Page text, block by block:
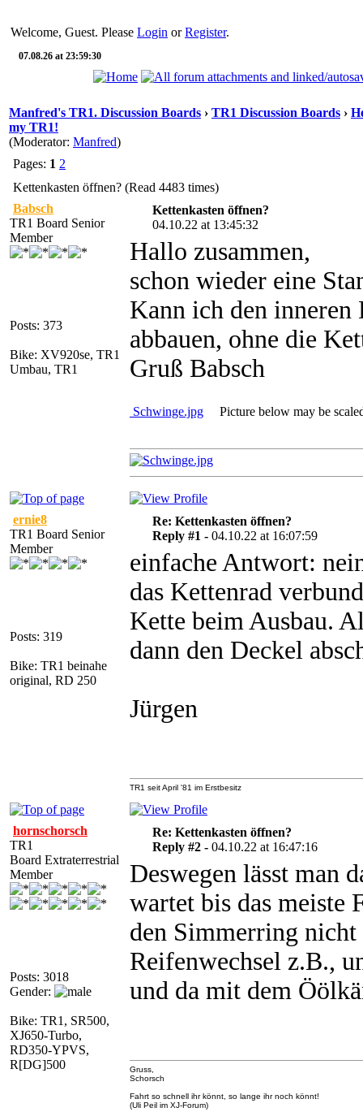
Welcome, Guest. Please Login orRegister.
07.08.26 at 23:59:30
Manfred's TR1. Discussion Boards › TR1 Discussion Boards ›
my TR1!
(Moderator: Manfred)
Pages: 1 2
Kettenkasten öffnen? (Read 4483 times)
Babsch
TR1 Board Senior
Member
Posts: 373
Bike: XV920se, TR1
Umbau, TR1
Kettenkasten öffnen?
04.10.22 at 13:45:32
Hallo zusammen,
schon wieder eine
Kann ich den inneren
abbauen, ohne die
Gruß Babsch
Schwinge.jpg Picture below may be
ernie8
TR1 Board Senior
Member
Posts: 319
Bike: TR1 beinahe
original, RD 250
Re: Kettenkasten öffnen?
Reply #1 - 04.10.22 at 16:07:59
einfache Antwort:
das Kettenrad
Kette beim Ausbau.
dann den Deckel
Jürgen
TR1 seit April '81 im Erstbesitz
hornschorsch
TR1
Board Extraterrestrial
Member
Posts: 3018
Gender:
Bike: TR1, SR500,
XJ650-Turbo,
RD350-YPVS,
R[DG]500
Re: Kettenkasten öffnen?
Reply #2 - 04.10.22 at 16:47:16
Deswegen lässt man
wartet bis das meiste
den Simmerring
Reifenwechsel z.B.,
und da mit dem
Gruss,
Schorsch
Fahrt so schnell ihr könnt, so lange ihr noch könnt!
(Uli Peil im XJ-Forum)